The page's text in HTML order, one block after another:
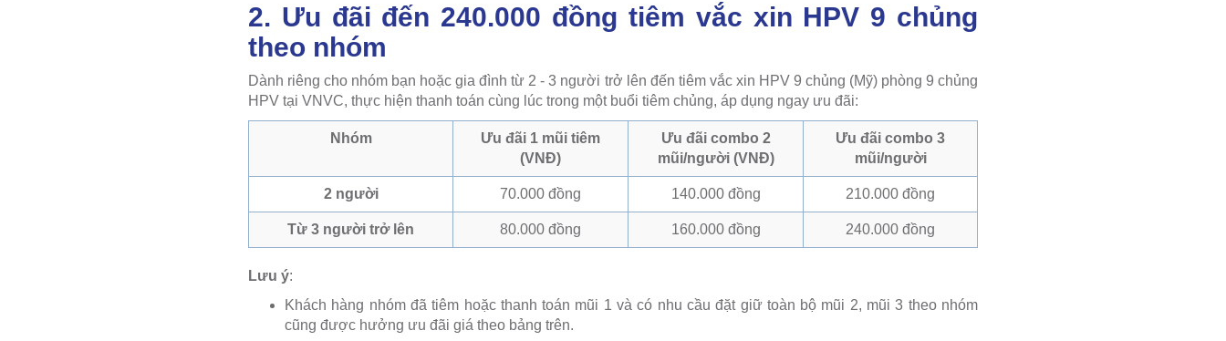
2. Ưu đãi đến 240.000 đồng tiêm vắc xin HPV 9 chủng
theo nhóm
Dành riêng cho nhóm bạn hoặc gia đình từ 2 - 3 người trở lên đến tiêm vắc xin HPV 9 chủng (Mỹ) phòng 9 chủng
HPV tại VNVC, thực hiện thanh toán cùng lúc trong một buổi tiêm chủng, áp dụng ngay ưu đãi:
Nhóm
Ưu đãi 1 mũi tiêm
(VNĐ)
Ưu đãi combo 2
mũi/người (VNĐ)
Ưu đãi combo 3
mũi/người
2 người 70.000 đồng 140.000 đồng 210.000 đồng
Từ 3 người trở lên 80.000 đồng 160.000 đồng 240.000 đồng
Lưu ý:
Khách hàng nhóm đã tiêm hoặc thanh toán mũi 1 và có nhu cầu đặt giữ toàn bộ mũi 2, mũi 3 theo nhóm
cũng được hưởng ưu đãi giá theo bảng trên.